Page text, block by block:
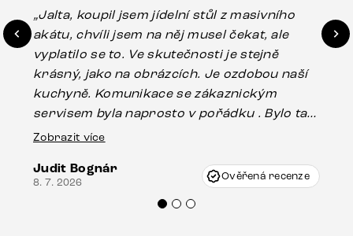
„Jalta, koupil jsem jídelní stůl z masivního
akátu, chvíli jsem na něj musel čekat, ale
vyplatilo se to. Ve skutečnosti je stejně
krásný, jako na obrázcích. Je ozdobou naší
kuchyně. Komunikace se zákaznickým
servisem byla naprosto v pořádku . Bylo tam
drobné poškození u nohy stolu, které mohlo
Vincze mi velmi korektně vyšli vstříc.
Doporučuji produkty Delife všem.“
Zobrazit více
Judit Bognár
8. 7. 2026 Ověřená recenze